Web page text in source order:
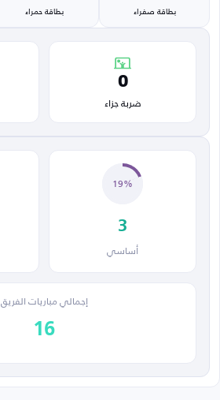
بطاقة صفراء بطاقة حمراء
0
ضربة جزاء
19%
3
أساسي
إجمالي مباريات الفريق
16